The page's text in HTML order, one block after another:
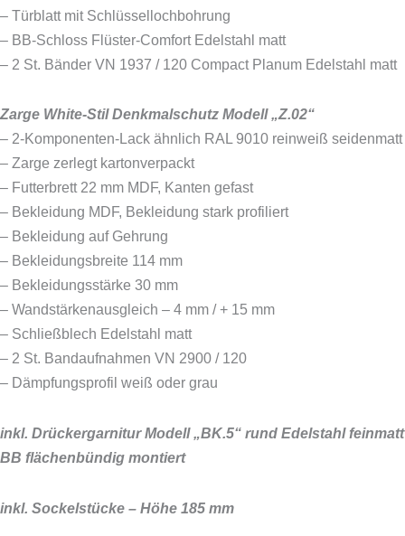
– Türblatt mit Schlüssellochbohrung
– BB-Schloss Flüster-Comfort Edelstahl matt
– 2 St. Bänder VN 1937 / 120 Compact Planum Edelstahl matt
Zarge White-Stil Denkmalschutz Modell „Z.02“
– 2-Komponenten-Lack ähnlich RAL 9010 reinweiß seidenmatt
– Zarge zerlegt kartonverpackt
– Futterbrett 22 mm MDF, Kanten gefast
– Bekleidung MDF, Bekleidung stark profiliert
– Bekleidung auf Gehrung
– Bekleidungsbreite 114 mm
– Bekleidungsstärke 30 mm
– Wandstärkenausgleich – 4 mm / + 15 mm
– Schließblech Edelstahl matt
– 2 St. Bandaufnahmen VN 2900 / 120
– Dämpfungsprofil weiß oder grau
inkl. Drückergarnitur Modell „BK.5“ rund Edelstahl feinmatt
BB flächenbündig montiert
inkl. Sockelstücke – Höhe 185 mm